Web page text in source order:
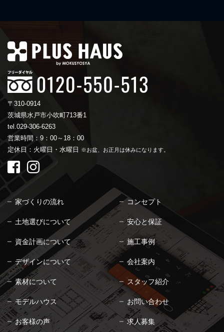
〒310-0914
茨城県水戸市小吹町713番1
tel.029-306-6263
営業時間：9：00～18：00
定休日：火曜日・水曜日
※お盆、お正月は休みになります。
家づくりの流れ
土地選びについて
資金計画について
デザインについて
素材について
コンセプト
安心と保証
施工事例
会社案内
スタッフ紹介
モデルハウス
お客様の声
お問い合わせ
求人募集